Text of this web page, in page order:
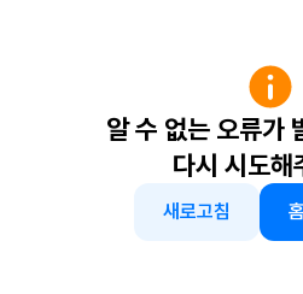
알 수 없는 오류가
다시 시도해
새로고침